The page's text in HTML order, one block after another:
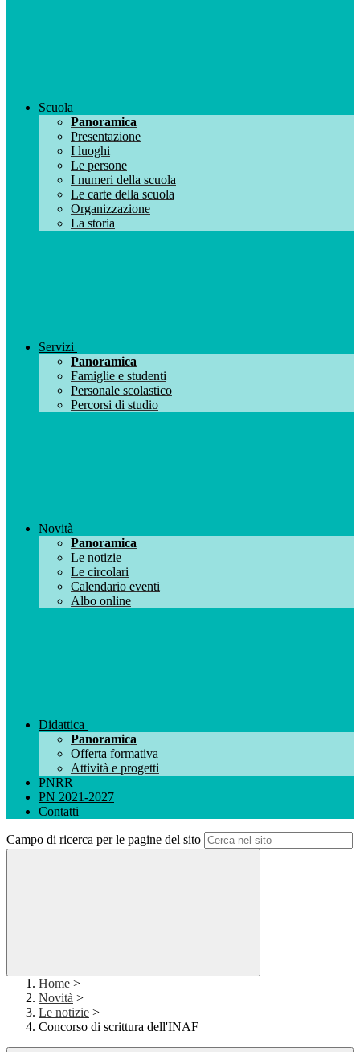
Scuola
Panoramica
Presentazione
I luoghi
Le persone
I numeri della scuola
Le carte della scuola
Organizzazione
La storia
Servizi
Panoramica
Famiglie e studenti
Personale scolastico
Percorsi di studio
Novità
Panoramica
Le notizie
Le circolari
Calendario eventi
Albo online
Didattica
Panoramica
Offerta formativa
Attività e progetti
PNRR
PN 2021-2027
Contatti
Campo di ricerca per le pagine del sito
Home >
Novità >
Le notizie >
Concorso di scrittura dell'INAF